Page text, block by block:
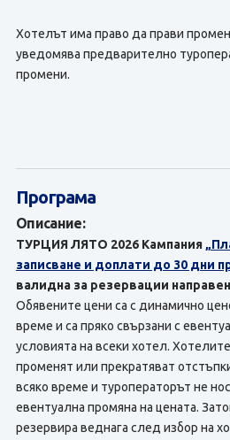
Хотелът има право да прави
уведомява предварително
промени.
Програма
Описание:
ТУРЦИЯ ЛЯТО 2026 Кампания
записване и доплати до 30 дни
валидна за резервации
Обявените цени са с динамично
време и са пряко свързани с
условията на всеки хотел.
променят или прекратяват
всяко време и туроператорът не
евентуална промяна на цената.
резервира веднага след избор на